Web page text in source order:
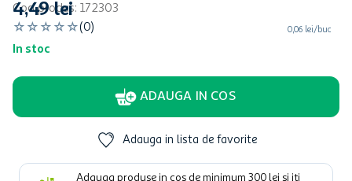
Cod produs: 172303
☆ ☆ ☆ ☆ ☆(0)
In stoc
4,49lei
0,06 lei/buc
ADAUGA IN COS
Adauga in lista de favorite
Adauga produse in cos de minimum 300 lei si iti